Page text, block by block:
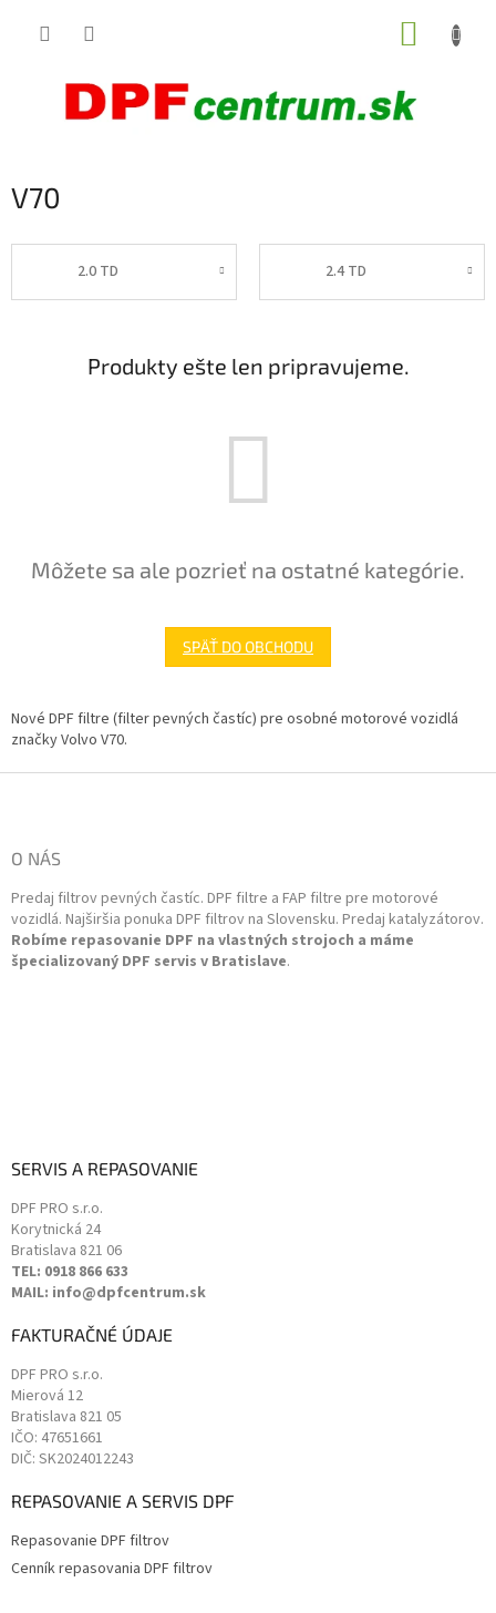
V70
2.0 TD 2.4 TD
Produkty ešte len pripravujeme.
Môžete sa ale pozrieť na ostatné kategórie.
SPÄŤ DO OBCHODU
Nové DPF filtre (filter pevných častíc) pre osobné motorové vozidlá
značky Volvo V70.
O NÁS
Predaj filtrov pevných častíc. DPF filtre a FAP filtre pre motorové
vozidlá. Najširšia ponuka DPF filtrov na Slovensku. Predaj katalyzátorov.
Robíme repasovanie DPF na vlastných strojoch a máme
špecializovaný DPF servis v Bratislave.
SERVIS A REPASOVANIE
DPF PRO s.r.o.
Korytnická 24
Bratislava 821 06
TEL: 0918 866 633
MAIL: info@dpfcentrum.sk
FAKTURAČNÉ ÚDAJE
DPF PRO s.r.o.
Mierová 12
Bratislava 821 05
IČO: 47651661
DIČ: SK2024012243
REPASOVANIE A SERVIS DPF
Repasovanie DPF filtrov
Cenník repasovania DPF filtrov